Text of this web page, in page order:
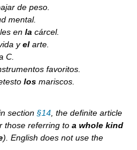
de peso
mental.
enla cárcel.
yel arte.
C.
favoritos.
los mariscos.
section§14, the definite article
those referring toa whole kind
). English does not use the